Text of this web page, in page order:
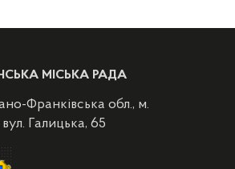
МІСЬКА РАДА
Франківська обл., м.
Галицька, 65